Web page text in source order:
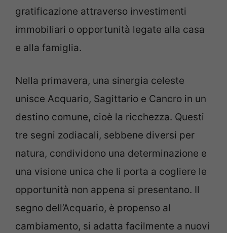
gratificazione attraverso investimenti
immobiliari o opportunità legate alla casa
e alla famiglia.
Nella primavera, una sinergia celeste
unisce Acquario, Sagittario e Cancro in un
destino comune, cioè la ricchezza. Questi
tre segni zodiacali, sebbene diversi per
natura, condividono una determinazione e
una visione unica che li porta a cogliere le
opportunità non appena si presentano. Il
segno dell’Acquario, è propenso al
cambiamento, si adatta facilmente a nuovi